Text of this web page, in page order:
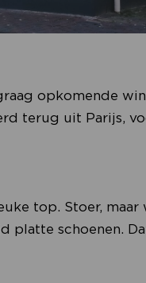
opkomende
terug uit Parijs,
top. Stoer, maar
platte schoenen.